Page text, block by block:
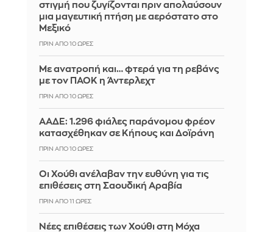
στιγμή που ζυγίζονται πριν απολαύσουν
μια μαγευτική πτήση με αερόστατο στο
Μεξικό
ΠΡΙΝ ΑΠΌ 10 ΏΡΕΣ
Με ανατροπή και… φτερά για τη ρεβάνς
με τον ΠΑΟΚ η Άντερλεχτ
ΠΡΙΝ ΑΠΌ 10 ΏΡΕΣ
ΑΑΔΕ: 1.296 φιάλες παράνομου φρέον
κατασχέθηκαν σε Κήπους και Δοϊράνη
ΠΡΙΝ ΑΠΌ 10 ΏΡΕΣ
Οι Χούθι ανέλαβαν την ευθύνη για τις
επιθέσεις στη Σαουδική Αραβία
ΠΡΙΝ ΑΠΌ 11 ΏΡΕΣ
Νέες επιθέσεις των Χούθι στη Μόχα